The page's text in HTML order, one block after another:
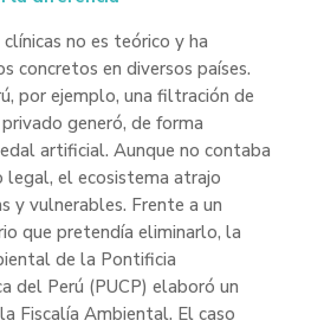
no es teórico y ha
concretos en diversos países.
por ejemplo, una filtración de
generó, de forma
artificial. Aunque no contaba
legal, el ecosistema atrajo
y vulnerables. Frente a un
que pretendía eliminarlo, la
de la Pontificia
del Perú (PUCP) elaboró un
Fiscalía Ambiental. El caso